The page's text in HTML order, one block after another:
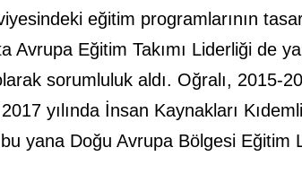
eğitim programlarının
Avrupa Eğitim Takımı Liderliği de
sorumluluk aldı. Oğralı, 2015-
yılında İnsan Kaynakları
yana Doğu Avrupa Bölgesi Eğitim